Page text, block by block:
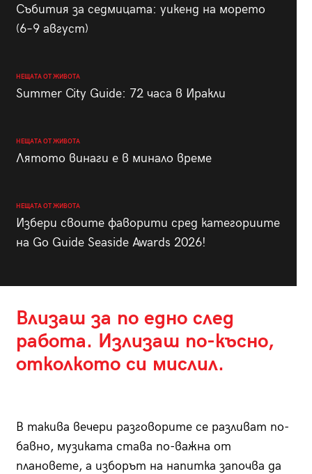
Събития за седмицата: уикенд на морето
(6–9 август)
НЕЩАТА ОТ ЖИВОТА
Summer City Guide: 72 часа в Иракли
НЕЩАТА ОТ ЖИВОТА
Лятото винаги е в минало време
НЕЩАТА ОТ ЖИВОТА
Избери своите фаворити сред категориите
на Go Guide Seaside Awards 2026!
Влизаш за по едно след
работа. Излизаш по-късно,
отколкото си мислил.
В такива вечери разговорите се разливат по-
бавно, музиката става по-важна от
плановете, а изборът на напитка започва да